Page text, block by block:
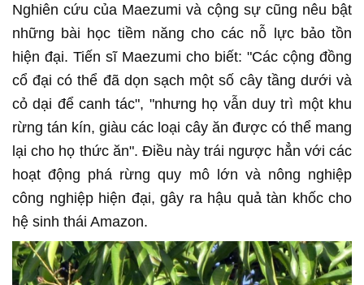
Nghiên cứu của Maezumi và cộng sự cũng nêu bật
những bài học tiềm năng cho các nỗ lực bảo tồn
hiện đại. Tiến sĩ Maezumi cho biết: "Các cộng đồng
cổ đại có thể đã dọn sạch một số cây tầng dưới và
cỏ dại để canh tác", "nhưng họ vẫn duy trì một khu
rừng tán kín, giàu các loại cây ăn được có thể mang
lại cho họ thức ăn". Điều này trái ngược hẳn với các
hoạt động phá rừng quy mô lớn và nông nghiệp
công nghiệp hiện đại, gây ra hậu quả tàn khốc cho
hệ sinh thái Amazon.